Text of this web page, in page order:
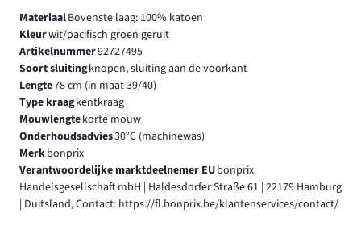
MateriaalBovenste laag: 100% katoen
Kleurwit/pacifisch groen geruit
Artikelnummer92727495
Soort sluitingknopen, sluiting aan de voorkant
Lengte78 cm (in maat 39/40)
Type kraagkentkraag
Mouwlengtekorte mouw
Onderhoudsadvies30°C (machinewas)
Merkbonprix
Verantwoordelijke marktdeelnemer EUbonprix
Handelsgesellschaft mbH | Haldesdorfer Straße 61 | 22179 Hamburg
| Duitsland, Contact: https://fl.bonprix.be/klantenservices/contact/